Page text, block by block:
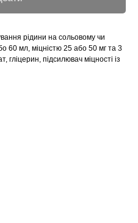
рідини на сольовому чи
60 мл, міцністю 25 або 50 мг та 3
підсилювач міцності із